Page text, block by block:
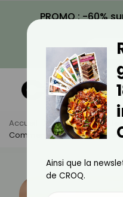
PROMO : -60%
Accueil Actus
Recettes
Comment Faire Des Galettes
Ainsi que la
de CROQ.